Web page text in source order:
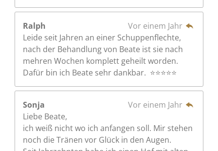
Ralph
Vor einem Jahr
Leide seit Jahren an einer Schuppenflechte,
nach der Behandlung von Beate ist sie nach
mehren Wochen komplett geheilt worden.
Dafür bin ich Beate sehr dankbar. ⭐⭐⭐⭐⭐
Sonja
Vor einem Jahr
Liebe Beate,
ich weiß nicht wo ich anfangen soll. Mir stehen
noch die Tränen vor Glück in den Augen.